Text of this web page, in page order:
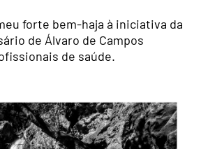
forte bem-haja à iniciativa da
de Álvaro de Campos
de saúde.